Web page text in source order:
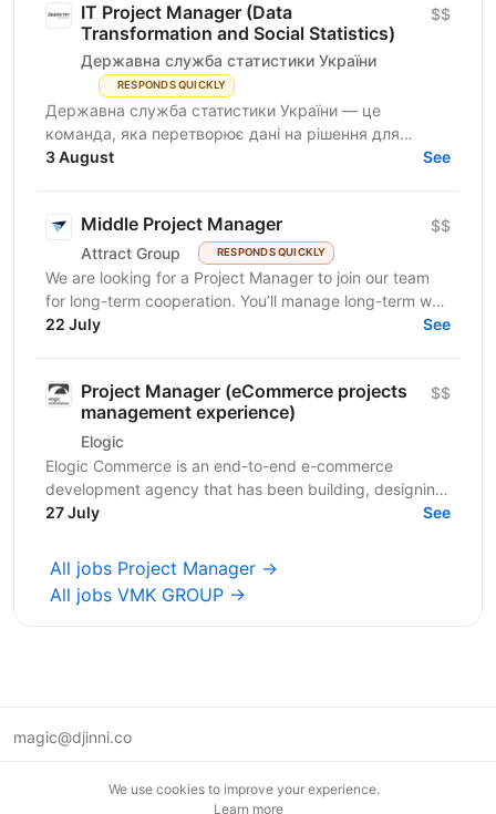
IT Project Manager (Data
Transformation and Social Statistics)
Державна служба статистики України
RESPONDS QUICKLY
$$
Державна служба статистики України — це
команда, яка перетворює дані на рішення для
розвитку країни. Ми перебуваємо у процесі
3 August See
Middle Project Manager
Attract Group RESPONDS QUICKLY
$$
We are looking for a Project Manager to join our team
for long-term cooperation. You’ll manage long-term web
and mobile development projects for...
22 July See
Project Manager (eCommerce projects
management experience)
Elogic
$$
Elogic Commerce is an end-to-end e-commerce
development agency that has been building, designing,
and optimizing online stores since 2009. As a certified...
27 July See
All jobs Project Manager →
All jobs VMK GROUP →
magic@djinni.co
We use cookies to improve your experience.
Learn more